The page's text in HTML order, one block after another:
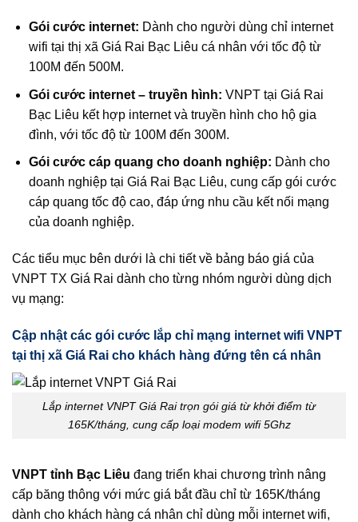
Gói cước internet: Dành cho người dùng chỉ internet
wifi tại thị xã Giá Rai Bạc Liêu cá nhân với tốc độ từ
100M đến 500M.
Gói cước internet – truyền hình: VNPT tại Giá Rai
Bạc Liêu kết hợp internet và truyền hình cho hộ gia
đình, với tốc độ từ 100M đến 300M.
Gói cước cáp quang cho doanh nghiệp: Dành cho
doanh nghiệp tại Giá Rai Bạc Liêu, cung cấp gói cước
cáp quang tốc độ cao, đáp ứng nhu cầu kết nối mạng
của doanh nghiệp.
Các tiểu mục bên dưới là chi tiết về bảng báo giá của
VNPT TX Giá Rai dành cho từng nhóm người dùng dịch
vụ mạng:
Cập nhật các gói cước lắp chỉ mạng internet wifi VNPT
tại thị xã Giá Rai cho khách hàng đứng tên cá nhân
Lắp internet VNPT Giá Rai trọn gói giá từ khởi điểm từ
165K/tháng, cung cấp loại modem wifi 5Ghz
VNPT tỉnh Bạc Liêu đang triển khai chương trình nâng
cấp băng thông với mức giá bắt đầu chỉ từ 165K/tháng
dành cho khách hàng cá nhân chỉ dùng mỗi internet wifi,